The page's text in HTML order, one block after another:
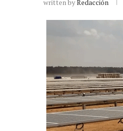
written byRedacción